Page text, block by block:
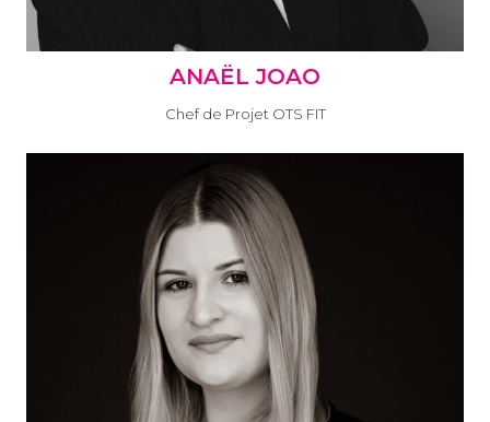
ANAËL JOAO
Chef de Projet OTS FIT